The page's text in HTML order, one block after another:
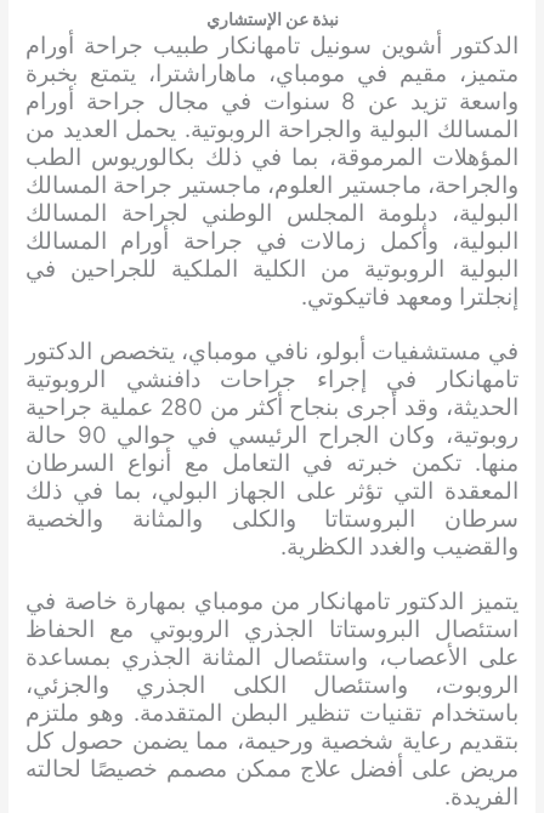
نبذة عن الإستشاري
الدكتور أشوين سونيل تامهانكار طبيب جراحة أورام
متميز، مقيم في مومباي، ماهاراشترا، يتمتع بخبرة
واسعة تزيد عن 8 سنوات في مجال جراحة أورام
المسالك البولية والجراحة الروبوتية. يحمل العديد من
المؤهلات المرموقة، بما في ذلك بكالوريوس الطب
والجراحة، ماجستير العلوم، ماجستير جراحة المسالك
البولية، دبلومة المجلس الوطني لجراحة المسالك
البولية، وأكمل زمالات في جراحة أورام المسالك
البولية الروبوتية من الكلية الملكية للجراحين في
إنجلترا ومعهد فاتيكوتي.
في مستشفيات أبولو، نافي مومباي، يتخصص الدكتور
تامهانكار في إجراء جراحات دافنشي الروبوتية
الحديثة، وقد أجرى بنجاح أكثر من 280 عملية جراحية
روبوتية، وكان الجراح الرئيسي في حوالي 90 حالة
منها. تكمن خبرته في التعامل مع أنواع السرطان
المعقدة التي تؤثر على الجهاز البولي، بما في ذلك
سرطان البروستاتا والكلى والمثانة والخصية
والقضيب والغدد الكظرية.
يتميز الدكتور تامهانكار من مومباي بمهارة خاصة في
استئصال البروستاتا الجذري الروبوتي مع الحفاظ
على الأعصاب، واستئصال المثانة الجذري بمساعدة
الروبوت، واستئصال الكلى الجذري والجزئي،
باستخدام تقنيات تنظير البطن المتقدمة. وهو ملتزم
بتقديم رعاية شخصية ورحيمة، مما يضمن حصول كل
مريض على أفضل علاج ممكن مصمم خصيصًا لحالته
الفريدة.